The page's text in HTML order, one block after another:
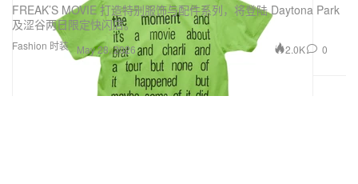
Fashion 时装
FREAK’S MOVIE 打造特别服饰与配件系列，将登陆 Daytona Park
及涩谷两日限定快闪店。
May 28, 2026 2.0K 0